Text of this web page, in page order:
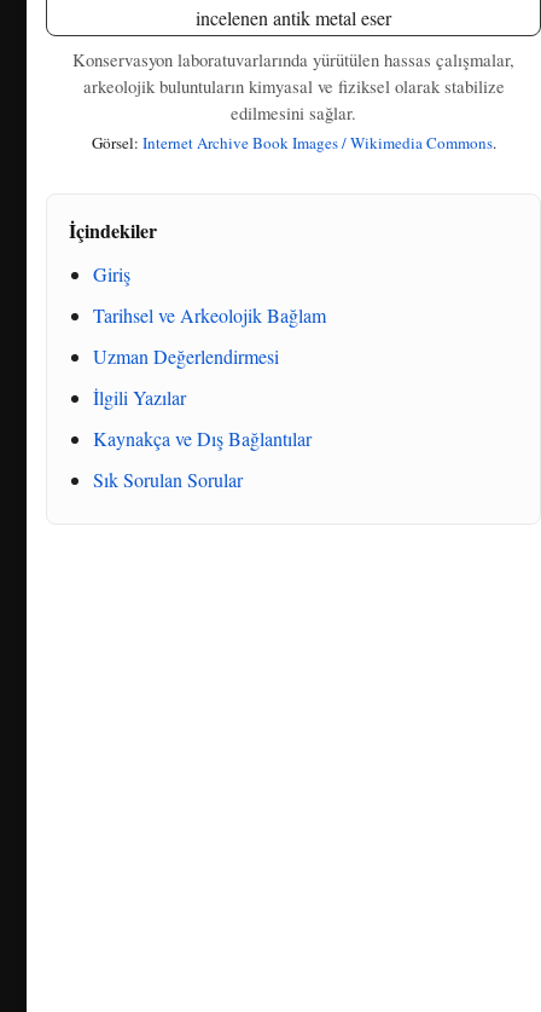
Konservasyon laboratuvarlarında yürütülen hassas çalışmalar,
arkeolojik buluntuların kimyasal ve fiziksel olarak stabilize
edilmesini sağlar.
Görsel: Internet Archive Book Images / Wikimedia Commons.
İçindekiler
Giriş
Tarihsel ve Arkeolojik Bağlam
Uzman Değerlendirmesi
İlgili Yazılar
Kaynakça ve Dış Bağlantılar
Sık Sorulan Sorular